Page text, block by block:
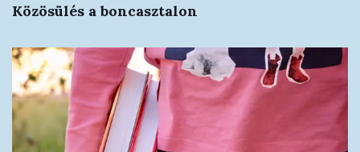
Közösülés a boncasztalon